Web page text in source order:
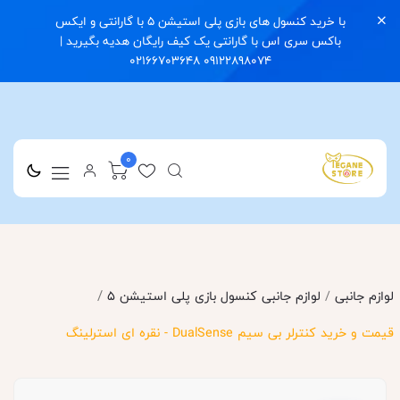
با خرید کنسول های بازی پلی استیشن 5 با گارانتی و ایکس
باکس سری اس با گارانتی یک کیف رایگان هدیه بگیرید |
09122898074 02166703648
0
لوازم جانبی / لوازم جانبی کنسول بازی پلی استیشن 5 /
قیمت و خرید کنترلر بی سیم DualSense - نقره ای استرلینگ